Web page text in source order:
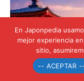
En Japonpedia
mejor experiencia
sitio,
-- ACEPTAR --